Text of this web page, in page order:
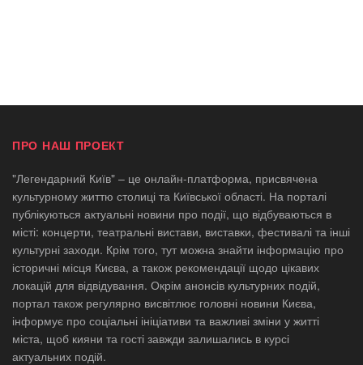
ПРО НАШ ПРОЕКТ
"Легендарний Київ" – це онлайн-платформа, присвячена
культурному життю столиці та Київської області. На порталі
публікуються актуальні новини про події, що відбуваються в
місті: концерти, театральні вистави, виставки, фестивалі та інші
культурні заходи. Крім того, тут можна знайти інформацію про
історичні місця Києва, а також рекомендації щодо цікавих
локацій для відвідування. Окрім анонсів культурних подій,
портал також регулярно висвітлює головні новини Києва,
інформує про соціальні ініціативи та важливі зміни у житті
міста, щоб кияни та гості завжди залишались в курсі
актуальних подій.